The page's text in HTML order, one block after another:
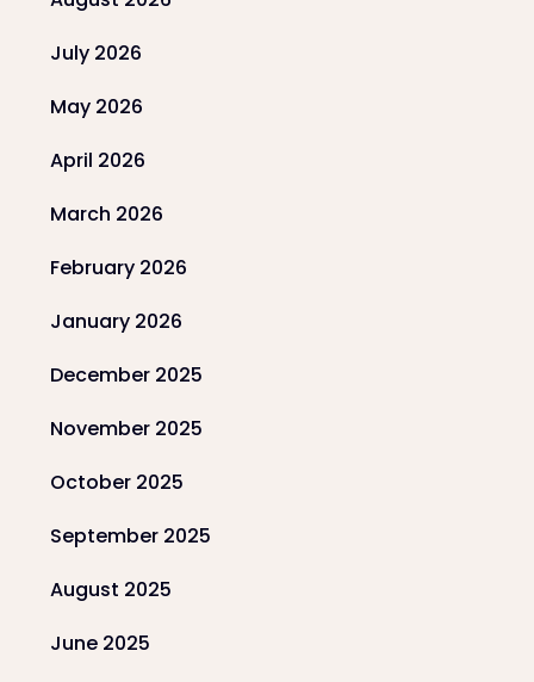
July 2026
May 2026
April 2026
March 2026
February 2026
January 2026
December 2025
November 2025
October 2025
September 2025
August 2025
June 2025